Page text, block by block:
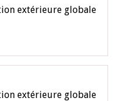
extérieure globale
extérieure globale